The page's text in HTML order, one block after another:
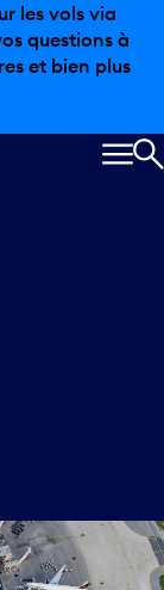
les vols via
questions à
et bien plus